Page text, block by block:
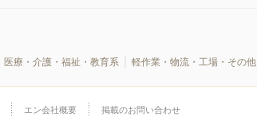
医療・介護・福祉・教育系 軽作業・物流・工場・その他
エン会社概要 掲載のお問い合わせ